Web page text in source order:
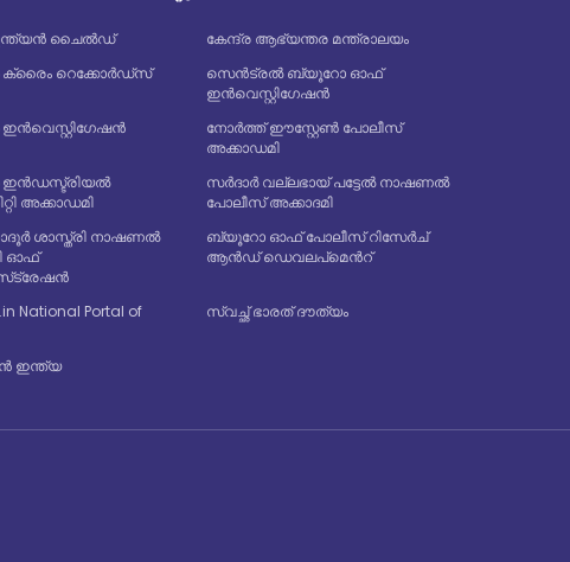
ഇന്ത്യൻ ചൈൽഡ്
കേന്ദ്ര ആഭ്യന്തര മന്ത്രാലയം
റെക്കോർഡ്‌സ്
സെൻട്രൽ ബ്യൂറോ ഓഫ്
ഇൻവെസ്റ്റിഗേഷൻ
നോർത്ത് ഈസ്റ്റേൺ പോലീസ്
അക്കാഡമി
അക്കാഡമി
സർദാർ വല്ലഭായ് പട്ടേൽ നാഷണൽ
പോലീസ് അക്കാദമി
ശാസ്ത്രി നാഷണൽ
ഓഫ്
ബ്യൂറോ ഓഫ് പോലീസ് റിസേർച്
ആൻഡ് ഡെവലപ്മെൻറ്
National Portal of
സ്വച്ഛ് ഭാരത് ദൗത്യം
ഇന്ത്യ